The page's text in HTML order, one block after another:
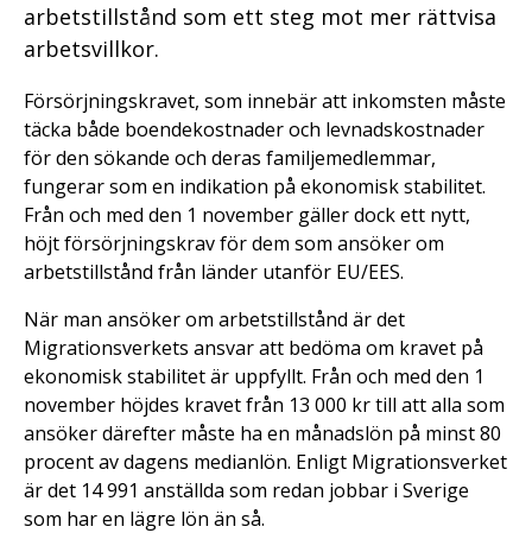
arbetstillstånd som ett steg mot mer rättvisa
arbetsvillkor.
Försörjningskravet, som innebär att inkomsten måste
täcka både boendekostnader och levnadskostnader
för den sökande och deras familjemedlemmar,
fungerar som en indikation på ekonomisk stabilitet.
Från och med den 1 november gäller dock ett nytt,
höjt försörjningskrav för dem som ansöker om
arbetstillstånd från länder utanför EU/EES.
När man ansöker om arbetstillstånd är det
Migrationsverkets ansvar att bedöma om kravet på
ekonomisk stabilitet är uppfyllt. Från och med den 1
november höjdes kravet från 13 000 kr till att alla som
ansöker därefter måste ha en månadslön på minst 80
procent av dagens medianlön. Enligt Migrationsverket
är det 14 991 anställda som redan jobbar i Sverige
som har en lägre lön än så.